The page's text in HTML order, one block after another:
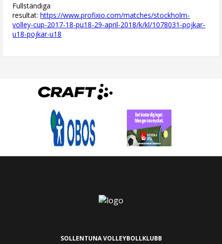
Fullständiga
resultat:https://www.profixio.com/matches/stockholm-
volley-cup-2017-18-pu18-29-april-2018/k/kl/1078031-pojkar-
u18-pojkar-u18
SOLLENTUNA VOLLEYBOLLKLUBB